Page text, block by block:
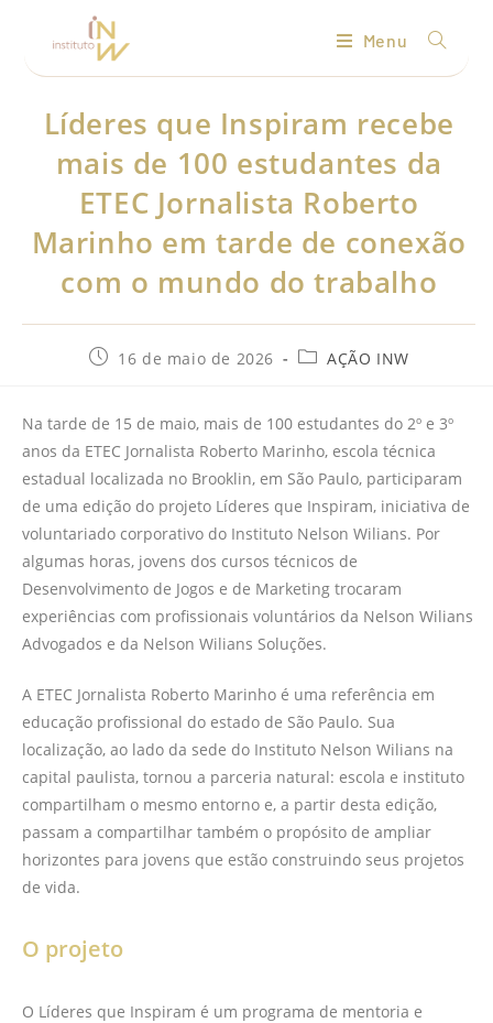
Menu
Líderes que Inspiram recebe
mais de 100 estudantes da
ETEC Jornalista Roberto
Marinho em tarde de conexão
com o mundo do trabalho
16 de maio de 2026 AÇÃO INW
Na tarde de 15 de maio, mais de 100 estudantes do 2º e 3º
anos da ETEC Jornalista Roberto Marinho, escola técnica
estadual localizada no Brooklin, em São Paulo, participaram
de uma edição do projeto Líderes que Inspiram, iniciativa de
voluntariado corporativo do Instituto Nelson Wilians. Por
algumas horas, jovens dos cursos técnicos de
Desenvolvimento de Jogos e de Marketing trocaram
experiências com profissionais voluntários da Nelson Wilians
Advogados e da Nelson Wilians Soluções.
A ETEC Jornalista Roberto Marinho é uma referência em
educação profissional do estado de São Paulo. Sua
localização, ao lado da sede do Instituto Nelson Wilians na
capital paulista, tornou a parceria natural: escola e instituto
compartilham o mesmo entorno e, a partir desta edição,
passam a compartilhar também o propósito de ampliar
horizontes para jovens que estão construindo seus projetos
de vida.
O projeto
O Líderes que Inspiram é um programa de mentoria e